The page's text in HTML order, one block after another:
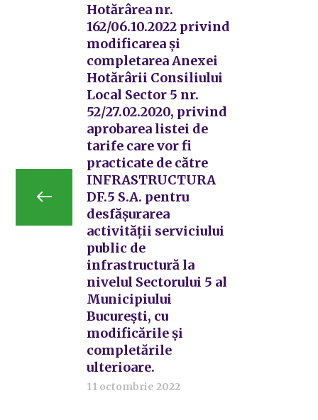
Hotărârea nr.
162/06.10.2022 privind
modificarea și
completarea Anexei
Hotărârii Consiliului
Local Sector 5 nr.
52/27.02.2020, privind
aprobarea listei de
tarife care vor fi
practicate de către
INFRASTRUCTURA
DF.5 S.A. pentru
desfășurarea
activității serviciului
public de
infrastructură la
nivelul Sectorului 5 al
Municipiului
București, cu
modificările și
completările
ulterioare.
11 octombrie 2022